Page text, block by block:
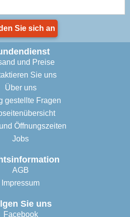
Sie sich an
und Preise
Sie uns
Über uns
gestellte Fragen
Öffnungszeiten
Jobs
AGB
Impressum
Sie uns
Facebook